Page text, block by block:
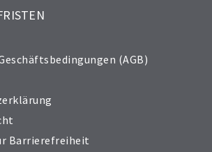
(AGB)
Barrierefreiheit